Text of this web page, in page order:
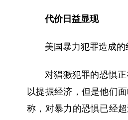
代价日益显现
美国暴力犯罪造成
对猖獗犯罪的恐惧
以提振经济，但是他们
称，对暴力的恐惧已经